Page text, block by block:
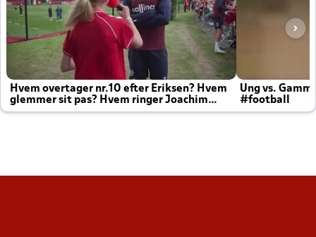
Hvem overtager nr.10 efter Eriksen? Hvem
glemmer sit pas? Hvem ringer Joachim
altid til efter kampe?
Ung vs.
#football